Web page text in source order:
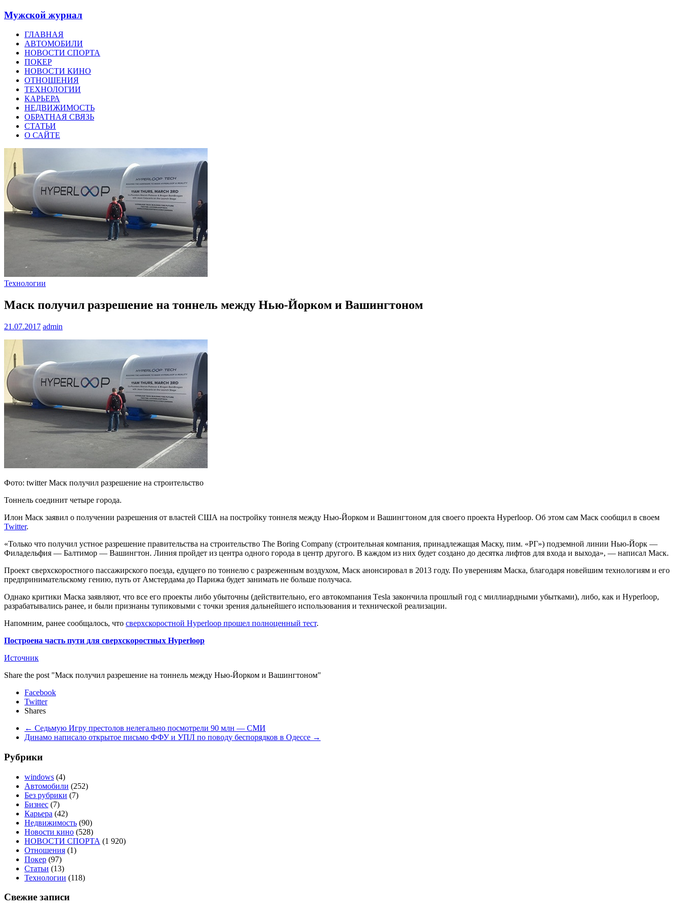
Мужской журнал
ГЛАВНАЯ
АВТОМОБИЛИ
НОВОСТИ СПОРТА
ПОКЕР
НОВОСТИ КИНО
ОТНОШЕНИЯ
ТЕХНОЛОГИИ
КАРЬЕРА
НЕДВИЖИМОСТЬ
ОБРАТНАЯ СВЯЗЬ
СТАТЬИ
О САЙТЕ
Технологии
Маск получил разрешение на тоннель между Нью-Йорком и Вашингтоном
21.07.2017 admin
Фото: twitter Маск получил разрешение на строительство
Тоннель соединит четыре города.
Илон Маск заявил о получении разрешения от властей США на постройку тоннеля между Нью-Йорком и Вашингтоном для своего проекта Hyperloop. Об этом сам Маск сообщил в своем
Twitter.
«Только что получил устное разрешение правительства на строительство The Boring Company (строительная компания, принадлежащая Маску, пим. «РГ») подземной линии Нью-Йорк —
Филадельфия — Балтимор — Вашингтон. Линия пройдет из центра одного города в центр другого. В каждом из них будет создано до десятка лифтов для входа и выхода», — написал Маск.
Проект сверхскоростного пассажирского поезда, едущего по тоннелю с разреженным воздухом, Маск анонсировал в 2013 году. По уверениям Маска, благодаря новейшим технологиям и его
предпринимательскому гению, путь от Амстердама до Парижа будет занимать не больше получаса.
Однако критики Маска заявляют, что все его проекты либо убыточны (действительно, его автокомпания Тesla закончила прошлый год с миллиардными убытками), либо, как и Hyperloop,
разрабатывались ранее, и были признаны тупиковыми с точки зрения дальнейшего использования и технической реализации.
Напомним, ранее сообщалось, что сверхскоростной Hyperloop прошел полноценный тест.
Построена часть пути для сверхскоростных Hyperloop
Источник
Share the post "Маск получил разрешение на тоннель между Нью-Йорком и Вашингтоном"
Facebook
Twitter
Shares
← Седьмую Игру престолов нелегально посмотрели 90 млн — СМИ
Динамо написало открытое письмо ФФУ и УПЛ по поводу беспорядков в Одессе →
Рубрики
windows (4)
Автомобили (252)
Без рубрики (7)
Бизнес (7)
Карьера (42)
Недвижимость (90)
Новости кино (528)
НОВОСТИ СПОРТА (1 920)
Отношения (1)
Покер (97)
Статьи (13)
Технологии (118)
Свежие записи